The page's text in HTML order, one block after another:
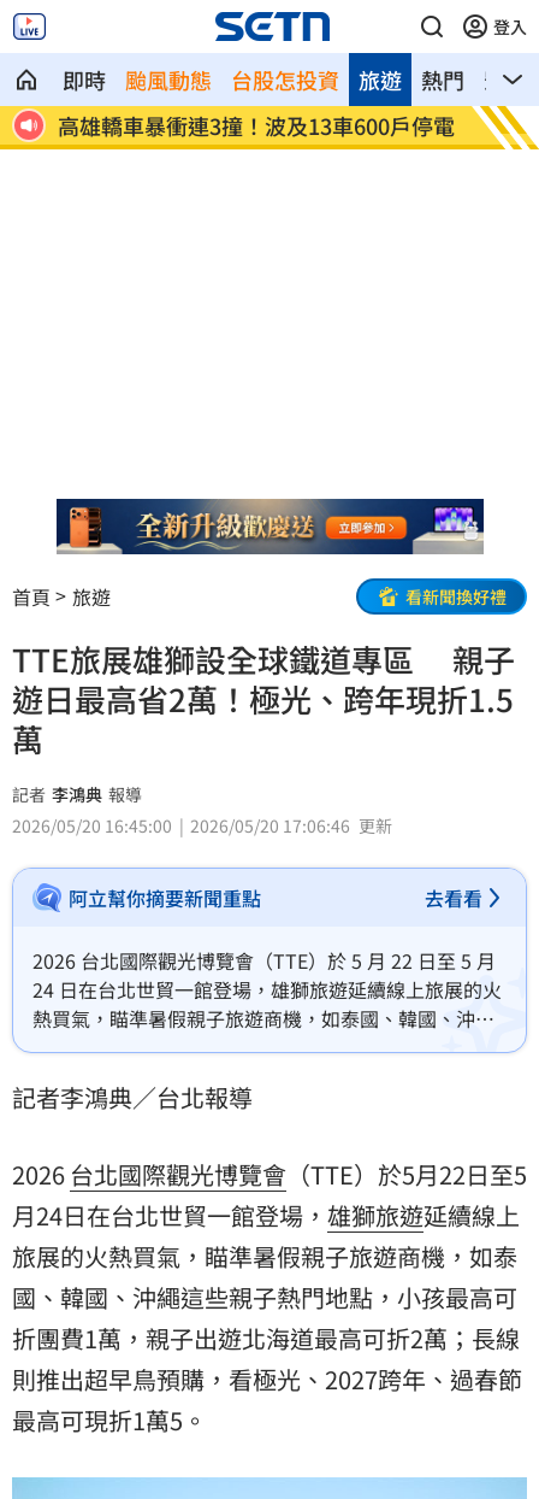
登入
即時 颱風動態 台股怎投資 熱門 影音
旅遊
電 陳晨威失誤釀失分 教頭透露其實抱病上
場
昆凌
況
首頁 旅遊 看新聞換好禮
TTE旅展雄獅設全球鐵道專區 親子
遊日最高省2萬！極光、跨年現折1.5
萬
記者 李鴻典 報導
2026/05/20 16:45:00
2026/05/20 17:06:46 更新
阿立幫你摘要新聞重點 去看看
2026 台北國際觀光博覽會（TTE）於 5 月 22 日至 5 月
24 日在台北世貿一館登場，雄獅旅遊延續線上旅展的火
熱買氣，瞄準暑假親子旅遊商機，如泰國、韓國、沖繩
這些親子熱門地點，小孩最高可折團費1萬，親子出遊北
2027跨年、過春節最高可現折1萬5。
記者李鴻典／台北報導
2026 台北國際觀光博覽會 （TTE）於5月22日至5
月24日在台北世貿一館登場， 雄獅旅遊延續線上
旅展的火熱買氣，瞄準暑假親子旅遊商機，如泰
國、韓國、沖繩這些親子熱門地點，小孩最高可
折團費1萬，親子出遊北海道最高可折2萬；長線
則推出超早鳥預購，看極光、2027跨年、過春節
最高可現折1萬5。